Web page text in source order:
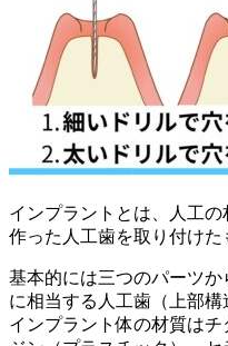
インプラントとは、人工
作った人工歯を取り付けた
基本的には三つのパーツ
に相当する人工歯（上部構
インプラント体の材質は